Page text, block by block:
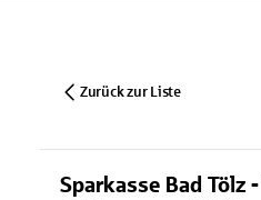
Zurück zur Liste
Sparkasse Bad Tölz